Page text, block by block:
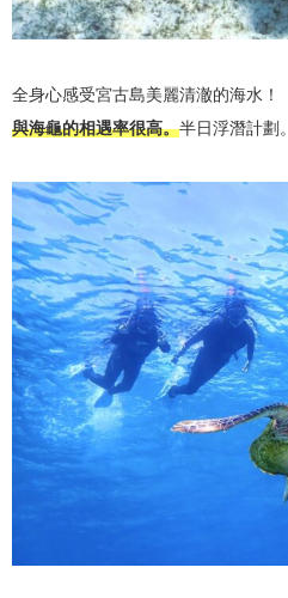
全身心感受宮古島美麗清澈的海水！
與海龜的相遇率很高。半日浮潛計劃。